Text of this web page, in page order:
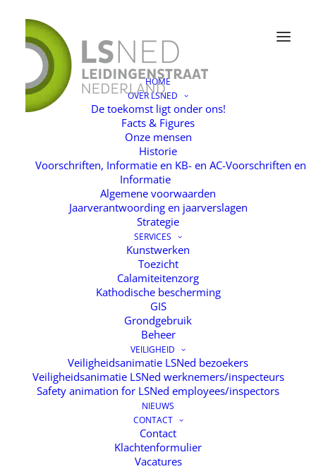
HOME
OVER LSNED
De toekomst ligt onder ons!
Facts & Figures
Onze mensen
Historie
Voorschriften, Informatie en KB- en AC-Voorschriften en
Informatie
Algemene voorwaarden
Jaarverantwoording en jaarverslagen
Strategie
SERVICES
Kunstwerken
Toezicht
Calamiteitenzorg
Kathodische bescherming
GIS
Grondgebruik
Beheer
VEILIGHEID
Veiligheidsanimatie LSNed bezoekers
Veiligheidsanimatie LSNed werknemers/inspecteurs
Safety animation for LSNed employees/inspectors
NIEUWS
CONTACT
Contact
Klachtenformulier
Vacatures
Onderhoudswerkzaamheden
in Bergen op Zoom